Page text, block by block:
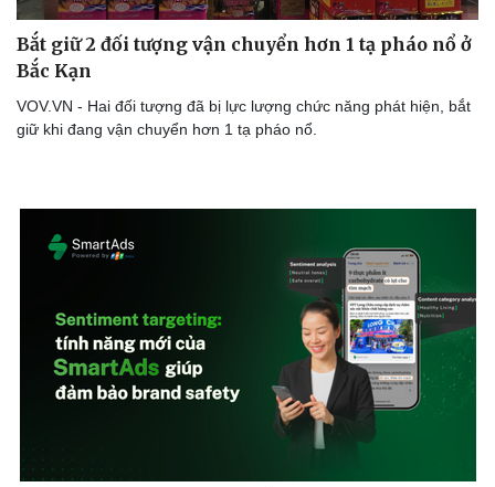
Bắt giữ 2 đối tượng vận chuyển hơn 1 tạ pháo nổ ở
Bắc Kạn
VOV.VN - Hai đối tượng đã bị lực lượng chức năng phát hiện, bắt
giữ khi đang vận chuyển hơn 1 tạ pháo nổ.